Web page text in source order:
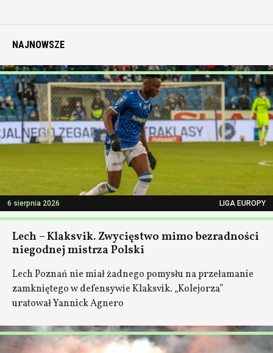
NAJNOWSZE
6 sierpnia 2026 LIGA EUROPY
Lech – Klaksvik. Zwycięstwo mimo bezradności
niegodnej mistrza Polski
Lech Poznań nie miał żadnego pomysłu na przełamanie
zamkniętego w defensywie Klaksvik. „Kolejorza”
uratował Yannick Agnero